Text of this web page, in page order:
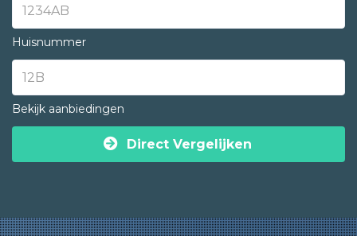
Huisnummer
Bekijk aanbiedingen
Direct Vergelijken